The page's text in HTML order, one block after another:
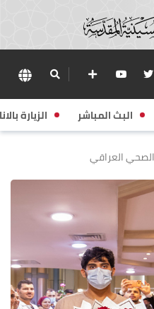
البث المباشر الزيارة
العراقي